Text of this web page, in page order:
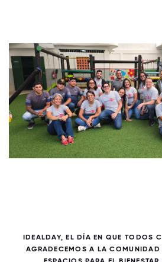
IDEALDAY, EL DÍA EN QUE TODOS
AGRADECEMOS A LA COMUNIDAD